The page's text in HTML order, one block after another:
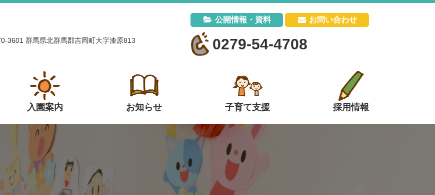
3601 群馬県北群馬郡吉岡町大字漆原813
公開情報・資料 お問い合わせ
0279-54-4708
入園案内 お知らせ 子育て支援 採用情報